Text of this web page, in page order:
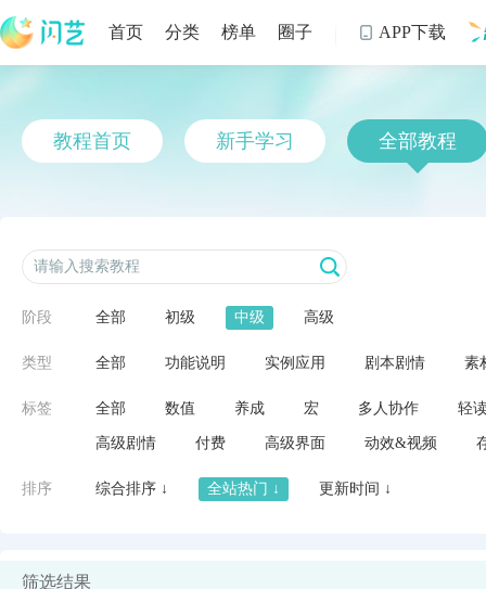
首页 分类 榜单 圈子  APP下载
教程首页 新手学习 全部教程
阶段 全部 初级 中级 高级
类型 全部 功能说明 实例应用 剧本剧情 素
标签 全部 数值 养成 宏 多人协作 轻
高级剧情 付费 高级界面 动效&视频
排序 综合排序 ↓ 全站热门 ↓ 更新时间 ↓
筛选结果